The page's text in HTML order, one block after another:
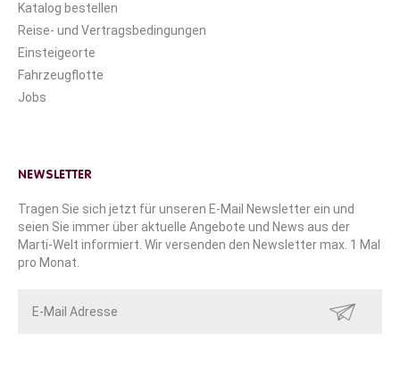
Katalog bestellen
Reise- und Vertragsbedingungen
Einsteigeorte
Fahrzeugflotte
Jobs
NEWSLETTER
Tragen Sie sich jetzt für unseren E-Mail Newsletter ein und
seien Sie immer über aktuelle Angebote und News aus der
Marti-Welt informiert. Wir versenden den Newsletter max. 1 Mal
pro Monat.
SENDEN